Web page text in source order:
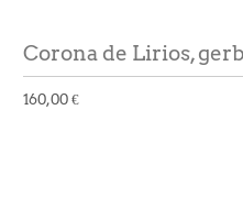
Corona de Lirios,
160,00 €